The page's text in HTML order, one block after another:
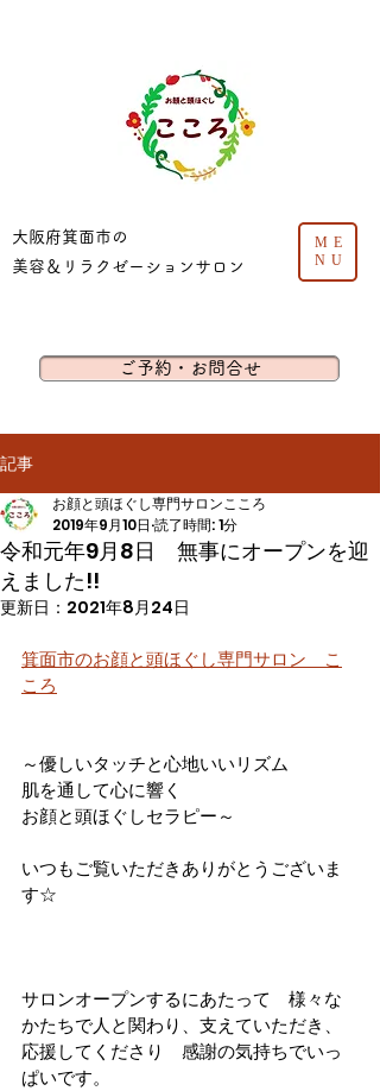
ご予約・お問合せ
​大阪府箕面市の
美容＆リラクゼーションサロン
ME
NU
記事
令和元年9月8日 無事にオープンを迎
えました!!
お顔と頭ほぐし専門サロンこころ
2019年9月10日 読了時間: 1分
更新日： 2021年8月24日
箕面市のお顔と頭ほぐし専門サロン　こ
ころ
～優しいタッチと心地いいリズム
肌を通して心に響く
お顔と頭ほぐしセラピー～
いつもご覧いただきありがとうございま
す☆
サロンオープンするにあたって　様々な
かたちで人と関わり、支えていただき、
応援してくださり　感謝の気持ちでいっ
ぱいです。